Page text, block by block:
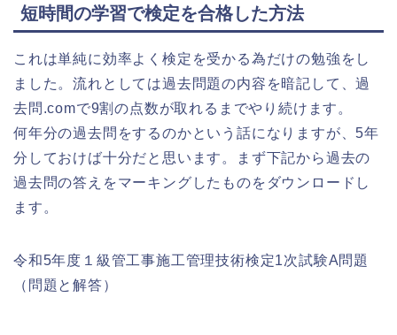
短時間の学習で検定を合格した方法
これは単純に効率よく検定を受かる為だけの勉強をし
ました。流れとしては過去問題の内容を暗記して、過
去問.comで9割の点数が取れるまでやり続けます。
何年分の過去問をするのかという話になりますが、5年
分しておけば十分だと思います。まず下記から過去の
過去問の答えをマーキングしたものをダウンロードし
ます。
令和5年度１級管工事施工管理技術検定1次試験A問題
（問題と解答）